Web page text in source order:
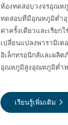
ห้องทดสอบวงจรอุณห
ทดสอบที่มีอุณหภูมิต่ำอุ
ค่าครั้งเดียวและเรีย
เปลี่ยนแปลงพารามิเ
อิเล็กทรอนิกส์และผ
อุณหภูมิสูงอุณหภูมิต่ำ
เรียนรู้เพิ่มเติม